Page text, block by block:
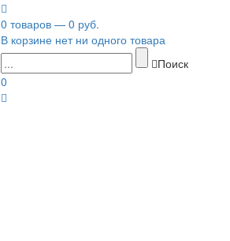
0 товаров — 0 руб.
В корзине нет ни одного товара
Поиск
0